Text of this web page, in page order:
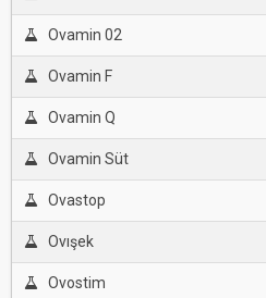
Ovamin 02
Ovamin F
Ovamin Q
Ovamin Süt
Ovastop
Ovışek
Ovostim